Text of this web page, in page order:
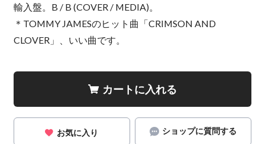
輸入盤。B / B (COVER / MEDIA)。
＊TOMMY JAMESのヒット曲「CRIMSON AND
CLOVER」、いい曲です。
カートに入れる
お気に入り ショップに質問する